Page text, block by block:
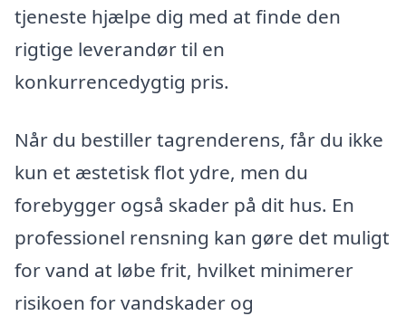
tjeneste hjælpe dig med at finde den
rigtige leverandør til en
konkurrencedygtig pris.
Når du bestiller tagrenderens, får du ikke
kun et æstetisk flot ydre, men du
forebygger også skader på dit hus. En
professionel rensning kan gøre det muligt
for vand at løbe frit, hvilket minimerer
risikoen for vandskader og